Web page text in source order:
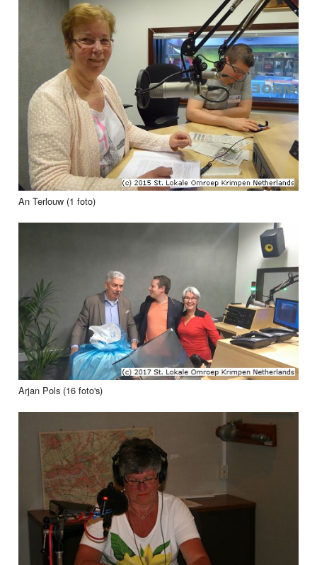
An Terlouw (1 foto)
Arjan Pols (16 foto's)